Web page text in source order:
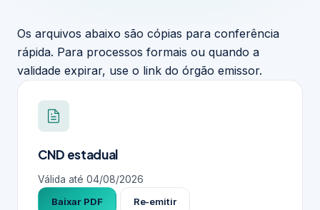
Os arquivos abaixo são cópias para conferência
rápida. Para processos formais ou quando a
validade expirar, use o link do órgão emissor.
CND estadual
Válida até 04/08/2026
Baixar PDF
Re-emitir